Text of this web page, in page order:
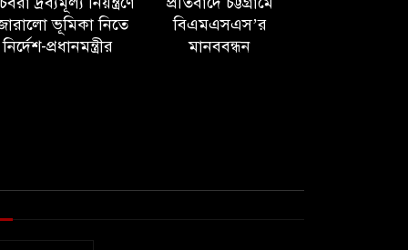
ভূমিকা নিতে
নির্দেশ-প্রধানমন্ত্রীর
বিএমএসএস’র
মানববন্ধন